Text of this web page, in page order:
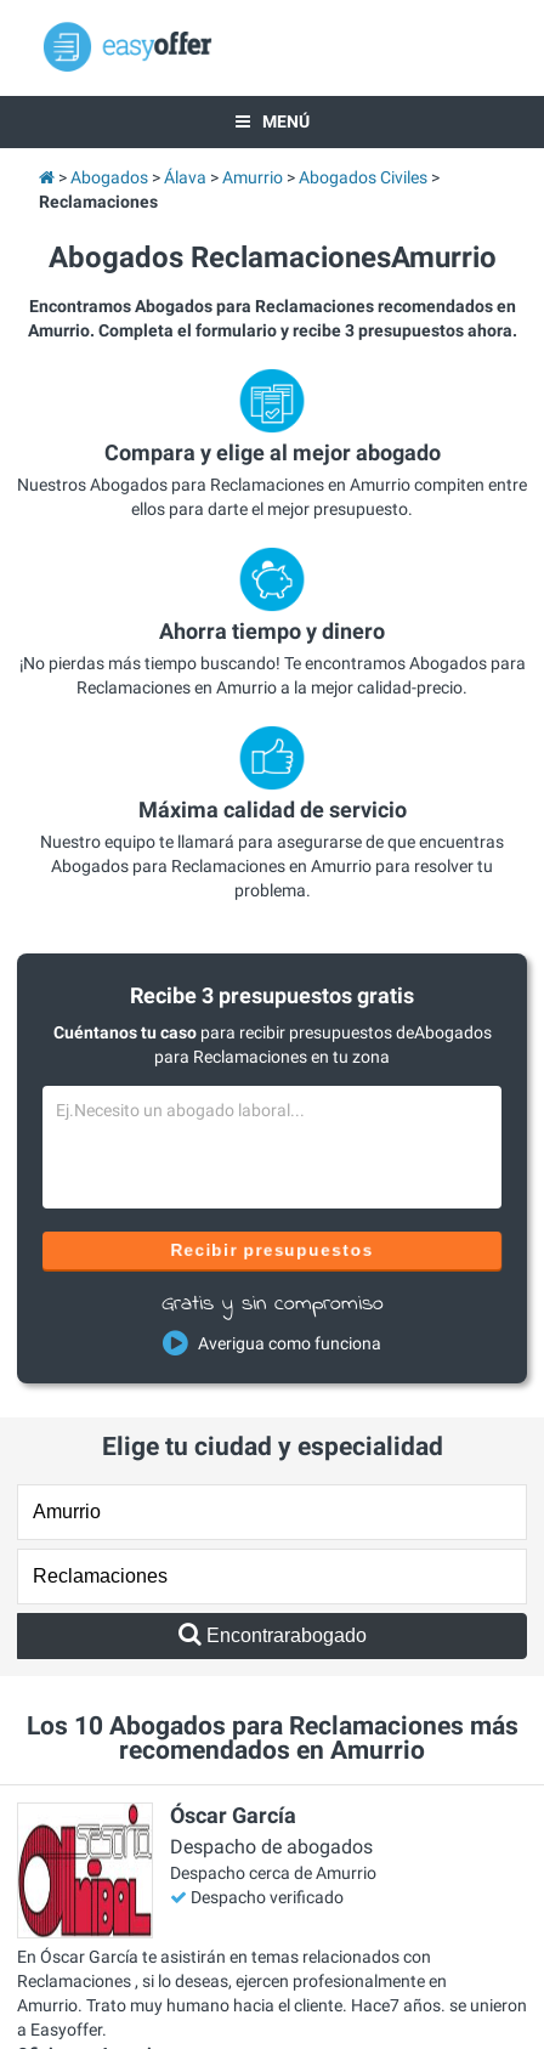
MENÚ
Abogados Álava Amurrio
Abogados Civiles
Reclamaciones
Abogados ReclamacionesAmurrio
Encontramos Abogados para Reclamaciones recomendados en
Amurrio. Completa el formulario y recibe 3 presupuestos ahora.
Compara y elige al mejor abogado
Nuestros Abogados para Reclamaciones en Amurrio compiten entre
ellos para darte el mejor presupuesto.
Ahorra tiempo y dinero
¡No pierdas más tiempo buscando! Te encontramos Abogados para
Reclamaciones en Amurrio a la mejor calidad-precio.
Máxima calidad de servicio
Nuestro equipo te llamará para asegurarse de que encuentras
Abogados para Reclamaciones en Amurrio para resolver tu
problema.
Recibe 3 presupuestos gratis
Cuéntanos tu casopara recibir presupuestos deAbogados
para Reclamaciones en tu zona
Recibir presupuestos
Gratis y sin compromiso
Averigua como funciona
Elige tu ciudad y especialidad
Encontrarabogado
Los 10 Abogados para Reclamaciones más
recomendados en Amurrio
Óscar García
Despacho de abogados
Despacho cerca de Amurrio
Despacho verificado
En Óscar García te asistirán en temas relacionados con
Reclamaciones , si lo deseas, ejercen profesionalmente en
Amurrio. Trato muy humano hacia el cliente. Hace7 años. se unieron
a Easyoffer.